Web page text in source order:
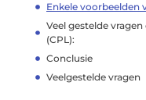
Enkele voorbeelden
Veel gestelde
(CPL):
Conclusie
Veelgestelde vragen